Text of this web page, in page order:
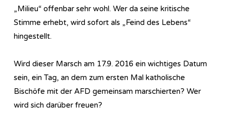
„Milieu“ offenbar sehr wohl. Wer da seine kritische
Stimme erhebt, wird sofort als „Feind des Lebens“
hingestellt.
Wird dieser Marsch am 17.9. 2016 ein wichtiges Datum
sein, ein Tag, an dem zum ersten Mal katholische
Bischöfe mit der AFD gemeinsam marschierten? Wer
wird sich darüber freuen?